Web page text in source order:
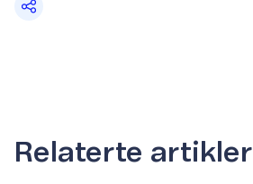
Relaterte artikler